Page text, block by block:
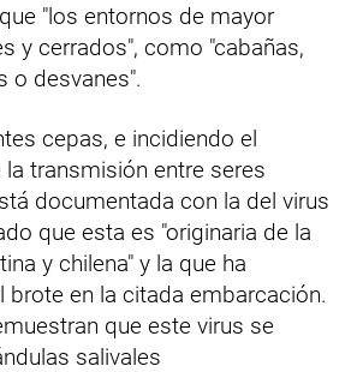
"los entornos de mayor
y cerrados", como "cabañas,
o desvanes".
cepas, e incidiendo el
la transmisión entre seres
documentada con la del virus
que esta es "originaria de la
y chilena" y la que ha
brote en la citada embarcación.
que este virus se
salivales